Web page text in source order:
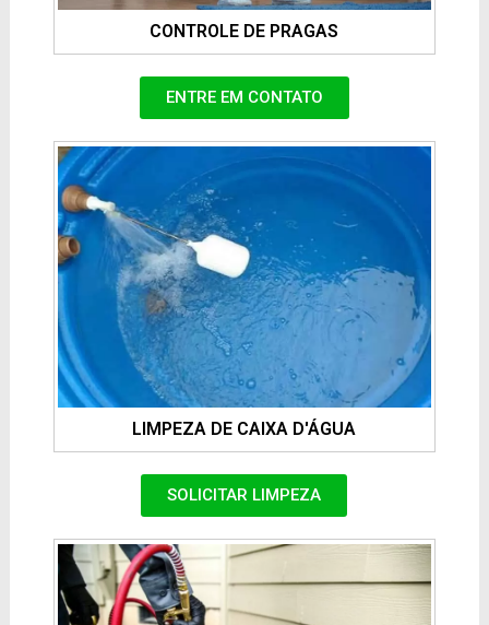
CONTROLE DE PRAGAS
ENTRE EM CONTATO
LIMPEZA DE CAIXA D'ÁGUA
SOLICITAR LIMPEZA